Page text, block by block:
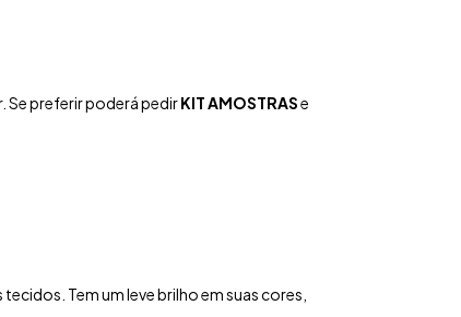
Se preferir poderá pedirKIT AMOSTRASe
Tem um leve brilho em suas cores,